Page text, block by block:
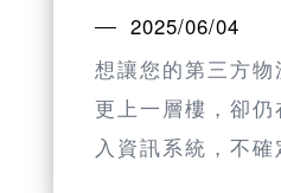
2025/06/04
想讓您的第三方
更上一層樓，卻
入資訊系統，不